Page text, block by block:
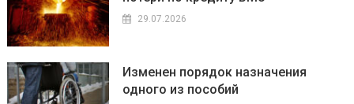
29.07.2026
Изменен порядок назначения
одного из пособий